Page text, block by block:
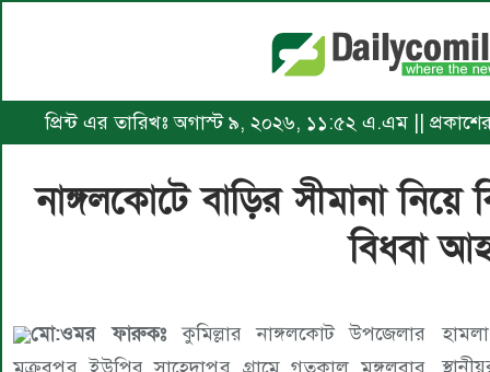
প্রিন্ট এর তারিখঃ অগাস্ট ৯, ২০২৬, ১১:৫২ এ.এম ||
নাঙ্গলকোটে বাড়ির সীমানা নিয়ে
বিধবা
মো:ওমর ফারুকঃকুমিল্লার নাঙ্গলকোট উপজেলার